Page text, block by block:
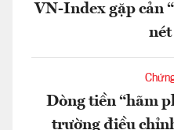
VN-Index gặp cản
Dòng tiền “hãm
trường điều